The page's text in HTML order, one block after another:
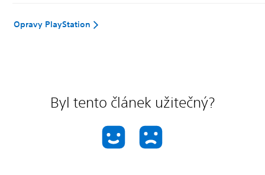
Opravy PlayStation
Byl tento článek užitečný?